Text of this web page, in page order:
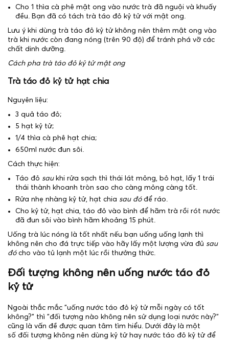
Cho 1 thìa cà phê mật ong vào nước trà đã nguội và khuấy
đều. Bạn đã có tách trà táo đỏ kỷ tử với mật ong.
Lưu ý khi dùng trà táo đỏ kỷ tử không nên thêm mật ong vào
trà khi nước còn đang nóng (trên 90 độ) để tránh phá vỡ các
chất dinh dưỡng.
Cách pha trà táo đỏ kỷ tử mật ong
Trà táo đỏ kỷ tử hạt chia
Nguyên liệu:
3 quả táo đỏ;
5 hạt kỷ tử;
1/4 thìa cà phê hạt chia;
650ml nước đun sôi.
Cách thực hiện:
Táo đỏ sau khi rửa sạch thì thái lát mỏng, bỏ hạt, lấy 1 trái
thái thành khoanh tròn sao cho càng mỏng càng tốt.
Rửa nhẹ nhàng kỷ tử, hạt chia sau đó để ráo.
Cho kỷ tử, hạt chia, táo đỏ vào bình để hãm trà rồi rót nước
đã đun sôi vào bình hãm khoảng 15 phút.
Uống trà lúc nóng là tốt nhất nếu bạn uống uống lạnh thì
không nên cho đá trực tiếp vào hãy lấy một lượng vừa đủ sau
đó cho vào tủ lạnh một lúc rồi thưởng thức.
Đối tượng không nên uống nước táo đỏ
kỷ tử
Ngoài thắc mắc "uống nước táo đỏ kỷ tử mỗi ngày có tốt
không?" thì "đối tượng nào không nên sử dụng loại nước này?"
cũng là vấn đề được quan tâm tìm hiểu. Dưới đây là một
số đối tượng không nên dùng kỷ tử hay nước táo đỏ kỷ tử để